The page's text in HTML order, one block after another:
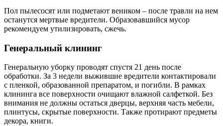
Пол пылесосят или подметают веником – после травли на нем
останутся мертвые вредители. Образовавшийся мусор
рекомендуем утилизировать, сжечь.
Генеральный клининг
Генеральную уборку проводят спустя 21 день после
обработки. За 3 недели выжившие вредители контактировали
с пленкой, образованной препаратом, и погибли. В рамках
клининга все поверхности очищают влажной салфеткой. Без
внимания не должны остаться дверцы, верхняя часть мебели,
плинтусы, скрытые поверхности. Также протирают предметы
декора, книги.